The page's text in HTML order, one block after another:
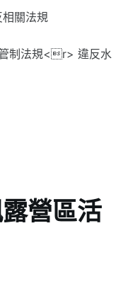
關法規
制法規<r> 違反水
營區活